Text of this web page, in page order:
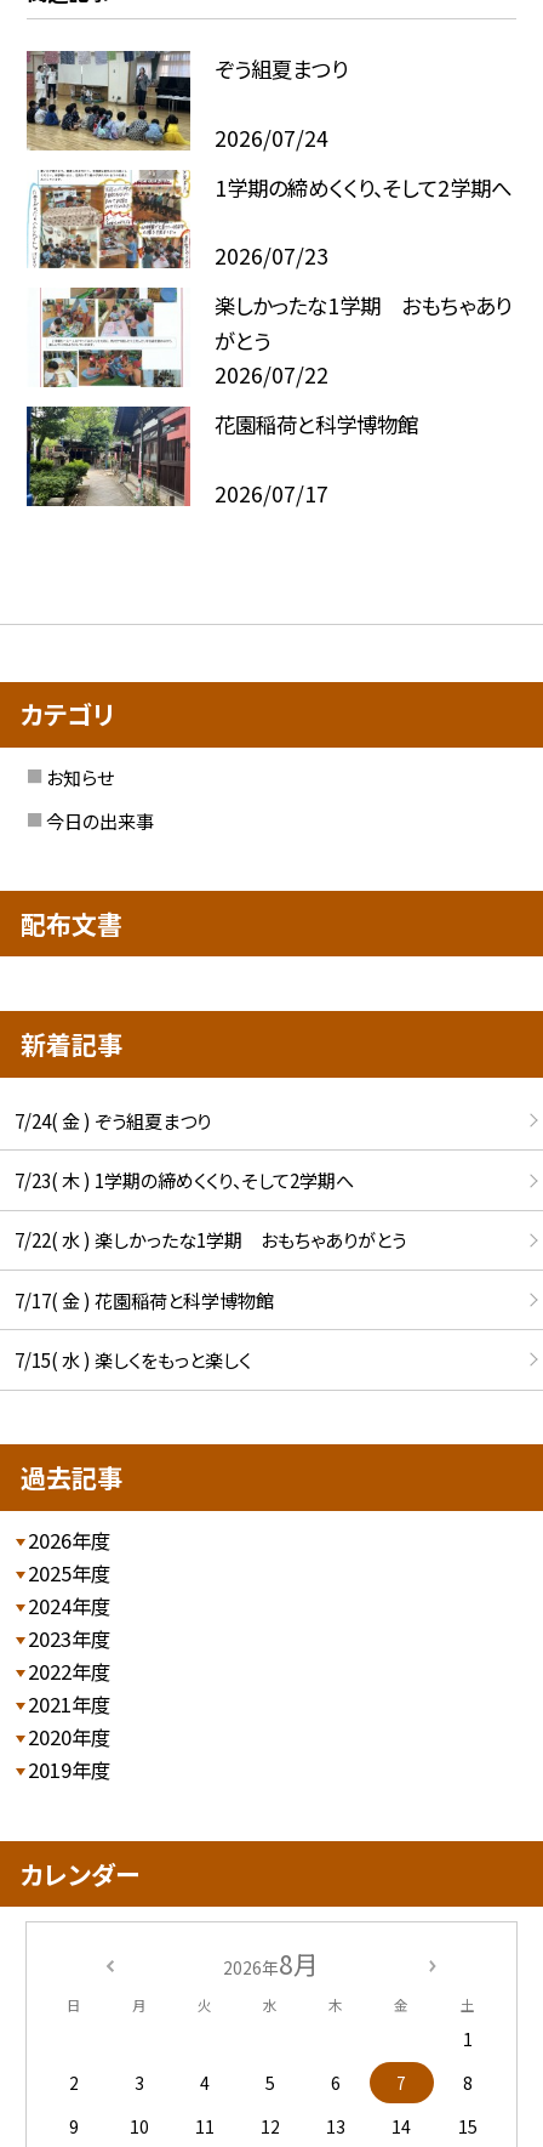
ぞう組夏まつり
2026/07/24
1学期の締めくくり、そして2学期へ
2026/07/23
楽しかったな1学期 おもちゃあり
がとう
2026/07/22
花園稲荷と科学博物館
2026/07/17
カテゴリ
お知らせ
今日の出来事
配布文書
新着記事
7/24( 金 ) ぞう組夏まつり
7/23( 木 ) 1学期の締めくくり、そして2学期へ
7/22( 水 ) 楽しかったな1学期 おもちゃありがとう
7/17( 金 ) 花園稲荷と科学博物館
7/15( 水 ) 楽しくをもっと楽しく
過去記事
2026年度
2025年度
2024年度
2023年度
2022年度
2021年度
2020年度
2019年度
カレンダー
2026年8月
日 月 火 水 木 金 土
1
2
3 4 5 6 7
8
9
10 11 12 13 14
15